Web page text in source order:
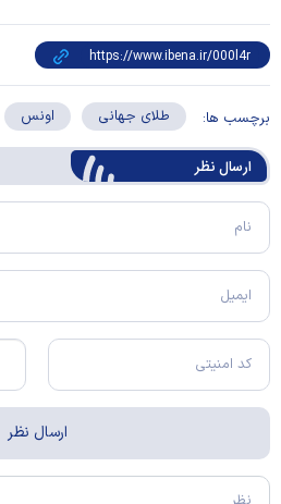
برچسب ها: طلای جهانی اونس
ارسال‌ نظر